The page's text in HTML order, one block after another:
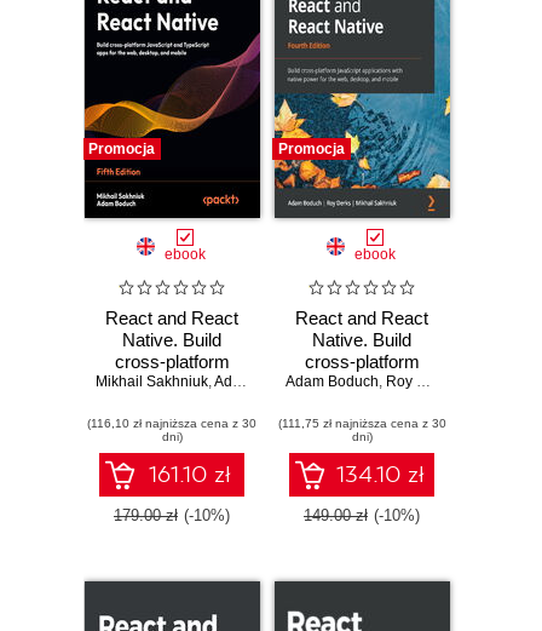
Promocja
ebook
React and React
Native. Build
cross-platform
JavaScript and
for the web,
desktop, and
mobile - Fifth
Edition
Mikhail Sakhniuk,Adam Boduch
(116,10 zł najniższa cena z 30
dni)
161.10 zł
179.00 zł (-10%)
Promocja
ebook
React and React
Native. Build
cross-platform
JavaScript
native power for
the web, desktop,
and mobile - Fourth
Edition
Adam Boduch, Roy Derks
(111,75 zł najniższa cena z 30
dni)
134.10 zł
149.00 zł (-10%)